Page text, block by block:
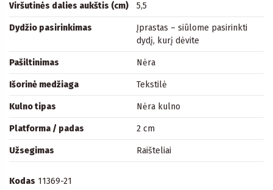
Viršutinės dalies aukštis (cm) 5,5
Dydžio pasirinkimas
Įprastas – siūlome pasirinkti
dydį, kurį dėvite
Pašiltinimas Nėra
Išorinė medžiaga Tekstilė
Kulno tipas Nėra kulno
Platforma / padas 2 cm
Užsegimas Raišteliai
Kodas 11369-21